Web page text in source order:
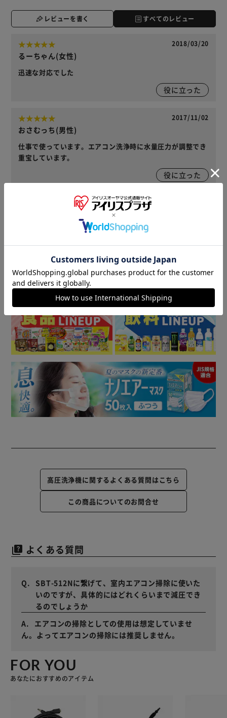
レビューを書く すべてのレビュー
2018/03/20
るーちゃん(女性)
迅速な対応でした
役に立った
2017/11/02
おさむっち(男性)
仕事で使っています。エアコン洗浄時に水量圧力が調整でき
重宝しています。
役に立った
レビューをもっと見る
商品情報
▼ 食品・飲料おすすめ ▼
高圧洗浄機に関するよくある質問はこちら
この商品についてのお問合せ
quiz よくある質問
SBT-512Nに繋げて、室内エアコン掃除に使いた
いのですが、具体的にはどれくらいまで減圧でき
るのでしょうか
エアコンの掃除としての使用は想定していませ
ん。よってエアコンの掃除には推奨しません。
FOR YOU
あなたにおすすめのアイテム